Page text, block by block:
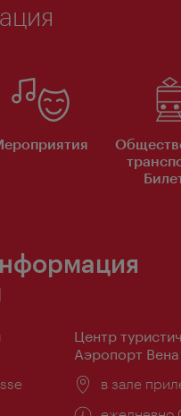
Центр
Аэропорт Вена
в зале